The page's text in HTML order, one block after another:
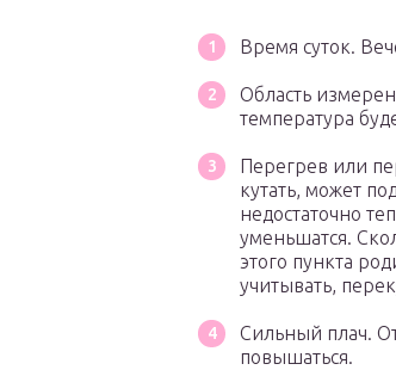
Время суток.
Область
температура
Перегрев или
кутать, может
недостаточно
уменьшатся.
этого пункта
учитывать,
Сильный плач.
повышаться.